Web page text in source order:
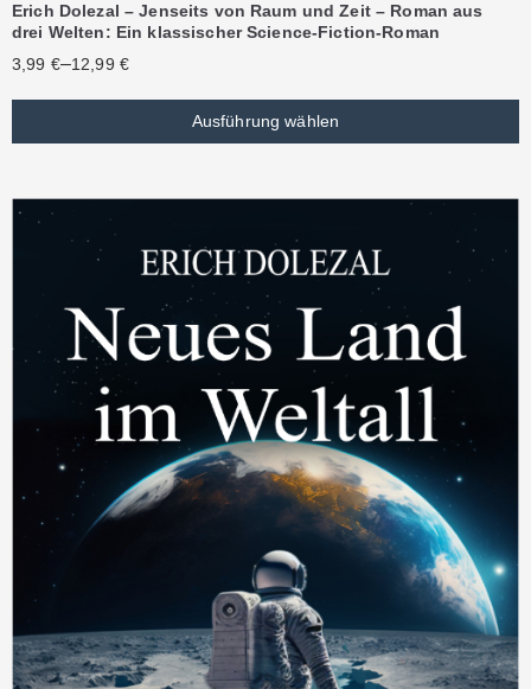
Erich Dolezal – Jenseits von Raum und Zeit – Roman aus
drei Welten: Ein klassischer Science-Fiction-Roman
3,99 €–12,99 €
Ausführung wählen